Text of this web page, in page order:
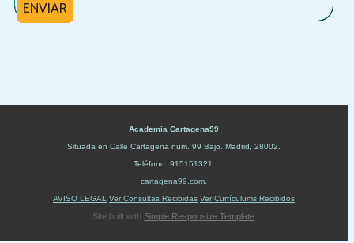
ENVIAR
Academia Cartagena99
Situada en Calle Cartagena num. 99 Bajo Madrid 28002
Teléfono: 915151321
cartagena99.com
AVISO LEGAL
Ver Consultas Recibidas Ver Currículums Recibidos
Site built with Simple Responsive Template